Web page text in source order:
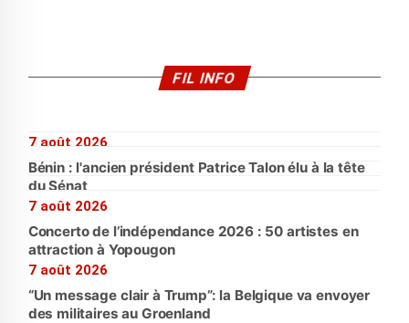
FIL INFO
7 août 2026
Bénin : l'ancien président Patrice Talon élu à la tête
du Sénat
7 août 2026
Concerto de l’indépendance 2026 : 50 artistes en
attraction à Yopougon
7 août 2026
“Un message clair à Trump”: la Belgique va envoyer
des militaires au Groenland